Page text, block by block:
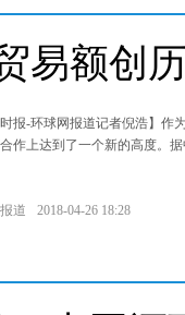
易额创
报-环球网报道记者倪浩】作
作上达到了一个新的高度。
道 2018-04-26 18:28